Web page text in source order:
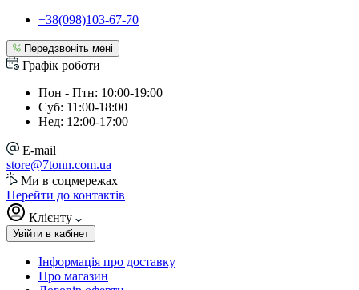
+38(098)103-67-70
Передзвоніть мені
Графік роботи
Пон - Птн: 10:00-19:00
Суб: 11:00-18:00
Нед: 12:00-17:00
E-mail
store@7tonn.com.ua
Ми в соцмережах
Перейти до контактів
Клієнту
Увійти в кабінет
Інформація про доставку
Про магазин